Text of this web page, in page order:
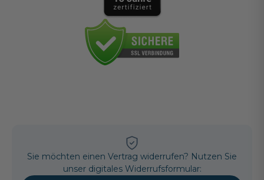
Sie möchten einen Vertrag widerrufen? Nutzen Sie
unser digitales Widerrufsformular: